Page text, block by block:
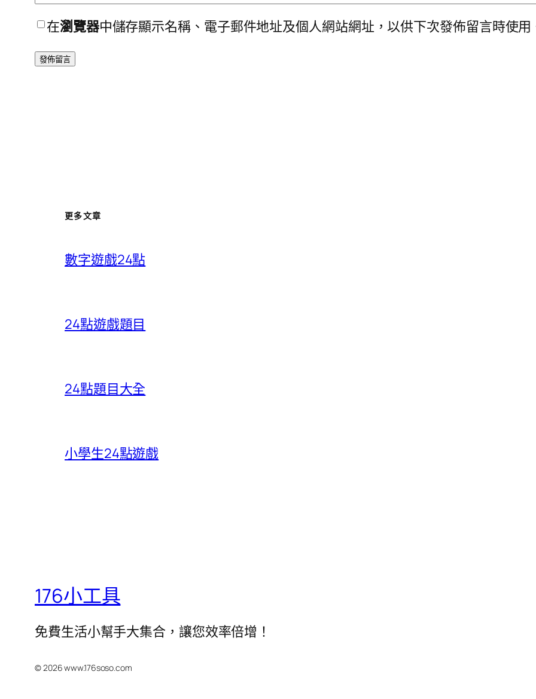
在瀏覽器中儲存顯示名稱、電子郵件地址及個人網站網址，以供下次發佈留言時使用
更多文章
數字遊戲24點
24點遊戲題目
24點題目大全
小學生24點遊戲
176小工具
免費生活小幫手大集合，讓您效率倍增！
© 2026 www.176soso.com